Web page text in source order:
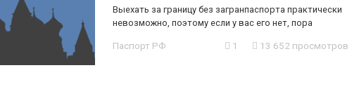
Выехать за границу без загранпаспорта практически
невозможно, поэтому если у вас его нет, пора
Паспорт РФ 1 13 652 просмотров